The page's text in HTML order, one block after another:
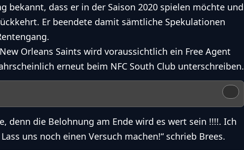
bekannt, dass er in der Saison 2020 spielen möchte und
Er beendete damit sämtliche Spekulationen
New Orleans Saints wird voraussichtlich ein Free Agent
erneut beim NFC South Club unterschreiben.
denn die Belohnung am Ende wird es wert sein !!!!. Ich
uns noch einen Versuch machen!“ schrieb Brees.